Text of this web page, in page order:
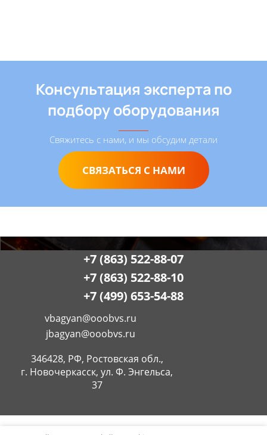
Консультация эксперта по
подбору оборудования
Свяжитесь с нами, и мы обсудим детали
СВЯЗАТЬСЯ С НАМИ
vbagyan@ooobvs.ru
jbagyan@ooobvs.ru
346428, РФ, Ростовская обл.,
г. Новочеркасск, ул. Ф. Энгельса,
37
+7 (863) 522-88-07
+7 (863) 522-88-10
+7 (499) 653-54-88